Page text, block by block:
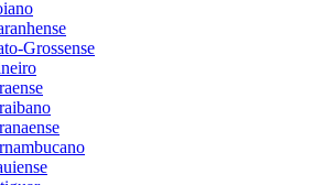
Grossense